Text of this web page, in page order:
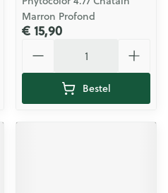
Marron Profond
€ 15,90
Bestel